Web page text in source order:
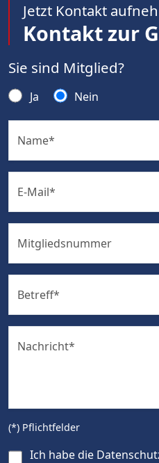
Jetzt Kontakt
Kontakt zur
Sie sind Mitglied?
Ja Nein
Name*
E-Mail*
Mitgliedsnummer
Betreff*
Nachricht*
(*) Pflichtfelder
Ich habe die